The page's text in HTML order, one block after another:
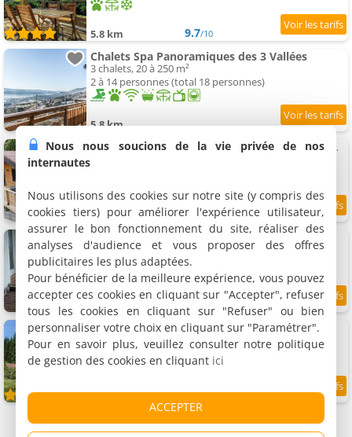
5.8 km 9.7/10
Chalets Spa Panoramiques des 3 Vallées
3 chalets, 20 à 250 m²
2 à 14 personnes (total 18 personnes)
5.8 km
Chalet du Faubourg & spa, proximité Gerardmer & La Bresse
5.9 km 7.7/10
Appartement Gite de Charme Pleine Nature
Appartement, 55 m²
4 personnes, 1 chambre, 1 salle de bains
6 km 8.6
Blanche-Roche, gîte en lisière de fôret
Gîte, 35 m²
4 personnes, 2 chambres, 1 salle de bains
6 km 9.5/10
Nous nous soucions de la vie privée de nos
internautes
Nous utilisons des cookies sur notre site (y compris des
cookies tiers) pour améliorer l'expérience utilisateur,
assurer le bon fonctionnement du site, réaliser des
analyses d'audience et vous proposer des offres
publicitaires les plus adaptées.
Pour bénéficier de la meilleure expérience, vous pouvez
accepter ces cookies en cliquant sur "Accepter", refuser
tous les cookies en cliquant sur "Refuser" ou bien
personnaliser votre choix en cliquant sur "Paramétrer".
Pour en savoir plus, veuillez consulter notre politique
de gestion des cookies en cliquant ici
ACCEPTER